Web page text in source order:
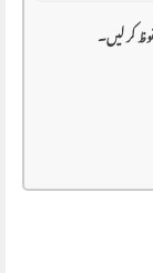
کر لیں۔